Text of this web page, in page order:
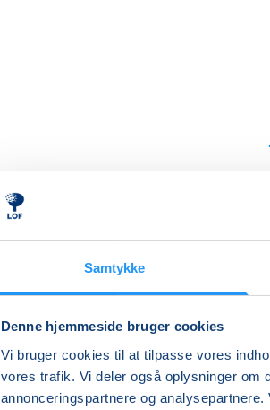
Samtykke
Denne hjemmeside bruger cookies
Vi bruger cookies til at tilpasse vores
vores trafik. Vi deler også oplysninger om
annonceringspartnere og
kroppen
Du har din ryg med
hver dag